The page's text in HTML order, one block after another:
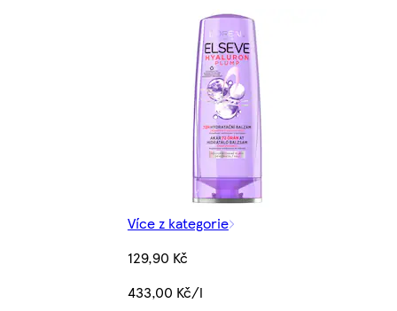
Více z kategorie
129,90 Kč
433,00 Kč/l